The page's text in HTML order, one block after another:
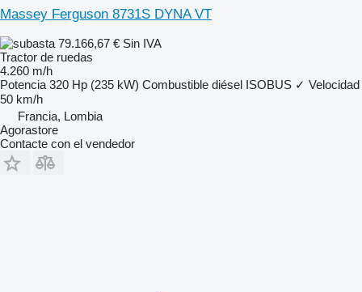
Massey Ferguson 8731S DYNA VT
79.166,67 € Sin IVA
Tractor de ruedas
4.260 m/h
Potencia 320 Hp (235 kW) Combustible diésel ISOBUS ✓ Velocidad
50 km/h
Francia, Lombia
Agorastore
Contacte con el vendedor